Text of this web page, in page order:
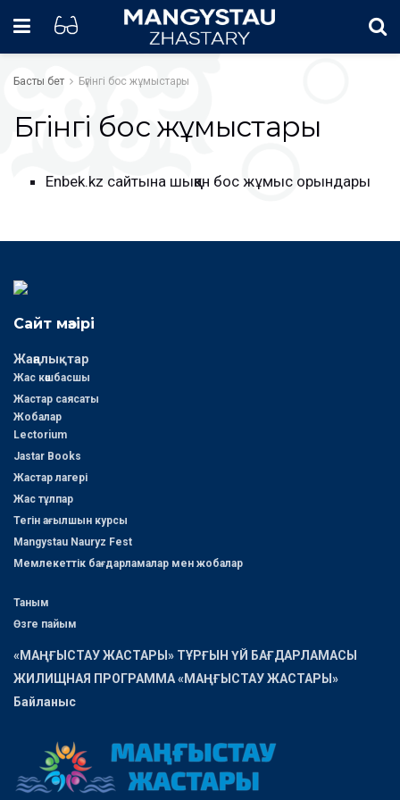
Басты бет Бүгінгі бос жұмыстары
Бүгінгі бос жұмыстары
Enbek.kz сайтына шыққан бос жұмыс орындары
Сайт мәзірі
Жаңалықтар
Жас көшбасшы
Жастар саясаты
Жобалар
Lectorium
Jastar Books
Жастар лагері
Жас тұлпар
Тегін ағылшын курсы
Mangystau Nauryz Fest
Мемлекеттік бағдарламалар мен жобалар
Таным
Өзге пайым
«МАҢҒЫСТАУ ЖАСТАРЫ» ТҰРҒЫН ҮЙ БАҒДАРЛАМАСЫ
ЖИЛИЩНАЯ ПРОГРАММА «МАҢҒЫСТАУ ЖАСТАРЫ»
Байланыс